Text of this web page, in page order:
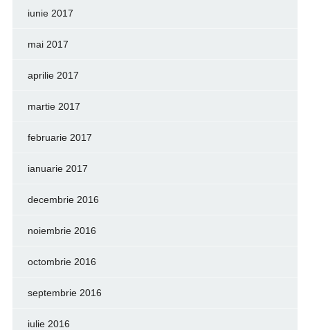
iunie 2017
mai 2017
aprilie 2017
martie 2017
februarie 2017
ianuarie 2017
decembrie 2016
noiembrie 2016
octombrie 2016
septembrie 2016
iulie 2016